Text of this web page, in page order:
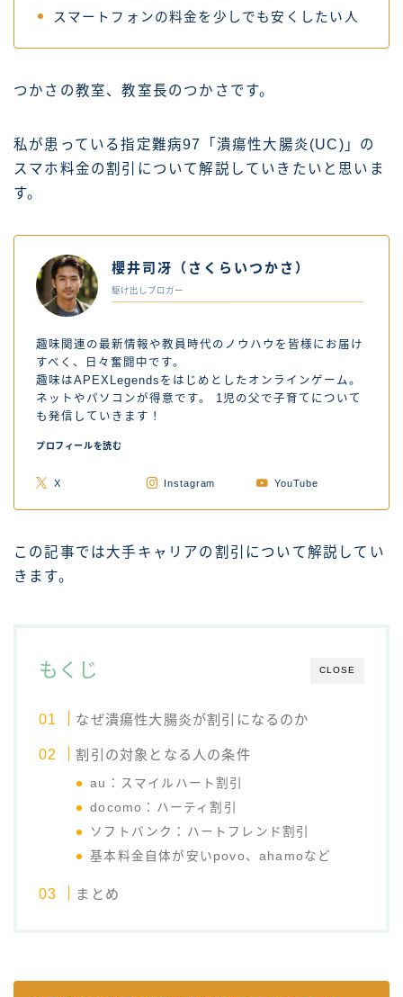
スマートフォンの料金を少しでも安くしたい人
つかさの教室、教室長のつかさです。
私が患っている指定難病97「潰瘍性大腸炎(UC) 」の
スマホ料金の割引について解説していきたいと思いま
す。
櫻井司冴（さくらいつかさ）
駆け出しブロガー
趣味関連の最新情報や教員時代のノウハウを皆様にお届け
すべく、日々奮闘中です。
趣味はAPEXLegendsをはじめとしたオンラインゲーム。
ネットやパソコンが得意です。 1児の父で子育てについて
も発信していきます！
プロフィールを読む
X Instagram YouTube
この記事では大手キャリアの割引について解説してい
きます。
CLOSE
もくじ
なぜ潰瘍性大腸炎が割引になるのか
割引の対象となる人の条件
au：スマイルハート割引
docomo：ハーティ割引
ソフトバンク：ハートフレンド割引
基本料金自体が安いpovo、ahamoなど
まとめ